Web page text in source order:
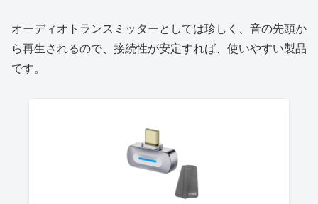
オーディオトランスミッターとしては珍しく、音の先頭か
ら再生されるので、接続性が安定すれば、使いやすい製品
です。